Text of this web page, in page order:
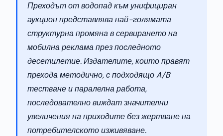
Преходът от водопад към унифициран
аукцион представлява най-голямата
структурна промяна в сервирането на
мобилна реклама през последното
десетилетие. Издателите, които правят
прехода методично, с подходящо A/B
тестване и паралелна работа,
последователно виждат значителни
увеличения на приходите без жертване на
потребителското изживяване.